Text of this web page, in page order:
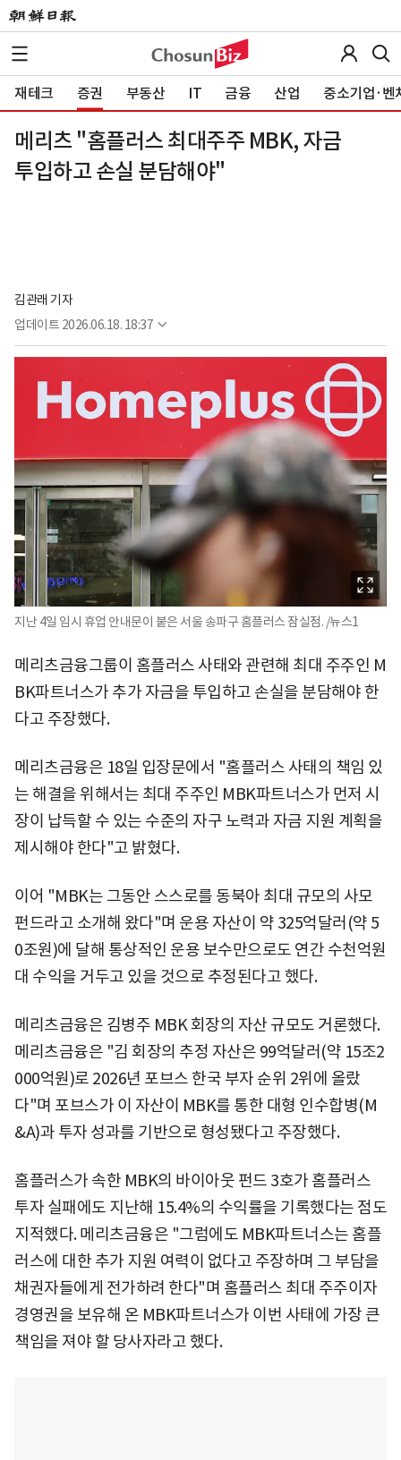
재테크 증권 부동산 IT 금융 산업 중소기업·벤
메리츠 "홈플러스 최대주주 MBK, 자금
투입하고 손실 분담해야"
김관래 기자
업데이트 2026.06.18. 18:37
지난 4일 임시 휴업 안내문이 붙은 서울 송파구 홈플러스 잠실점. /뉴스1
메리츠금융그룹이 홈플러스 사태와 관련해 최대 주주인 M
BK파트너스가 추가 자금을 투입하고 손실을 분담해야 한
다고 주장했다.
메리츠금융은 18일 입장문에서 "홈플러스 사태의 책임 있
는 해결을 위해서는 최대 주주인 MBK파트너스가 먼저 시
장이 납득할 수 있는 수준의 자구 노력과 자금 지원 계획을
제시해야 한다"고 밝혔다.
이어 "MBK는 그동안 스스로를 동북아 최대 규모의 사모
펀드라고 소개해 왔다"며 운용 자산이 약 325억달러(약 5
0조원)에 달해 통상적인 운용 보수만으로도 연간 수천억원
대 수익을 거두고 있을 것으로 추정된다고 했다.
메리츠금융은 김병주 MBK 회장의 자산 규모도 거론했다.
메리츠금융은 "김 회장의 추정 자산은 99억달러(약 15조2
000억원)로 2026년 포브스 한국 부자 순위 2위에 올랐
다"며 포브스가 이 자산이 MBK를 통한 대형 인수합병(M
&A)과 투자 성과를 기반으로 형성됐다고 주장했다.
홈플러스가 속한 MBK의 바이아웃 펀드 3호가 홈플러스
투자 실패에도 지난해 15.4%의 수익률을 기록했다는 점도
지적했다. 메리츠금융은 "그럼에도 MBK파트너스는 홈플
러스에 대한 추가 지원 여력이 없다고 주장하며 그 부담을
채권자들에게 전가하려 한다"며 홈플러스 최대 주주이자
경영권을 보유해 온 MBK파트너스가 이번 사태에 가장 큰
책임을 져야 할 당사자라고 했다.